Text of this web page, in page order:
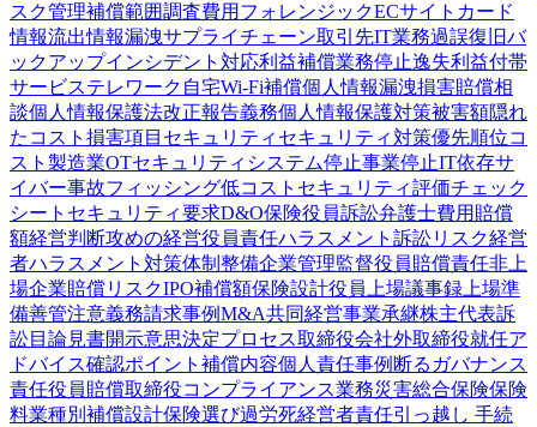
スク管理補償範囲調査費用 フォレンジックECサイト カード
情報流出情報漏洩サプライチェーン取引先IT業務過誤復旧バ
ックアップインシデント対応利益補償業務停止逸失利益付帯
サービステレワーク 自宅Wi-Fi補償個人情報漏洩損害賠償相
談個人情報保護法改正報告義務個人情報保護対策被害額隠れ
たコスト 損害項目 セキュリティ セキュリティ対策優先順位コ
スト 製造業OTセキュリティ システム停止事業停止IT依存サ
イバー事故フィッシング低コスト セキュリティ評価チェック
シート セキュリティ要求D&O保険役員訴訟弁護士費用 賠償
額経営判断攻めの経営役員責任ハラスメント 訴訟リスク経営
者ハラスメント対策体制整備企業管理監督役員賠償責任非上
場企業賠償リスクIPO補償額保険設計役員 上場議事録 上場準
備善管注意義務請求事例M&A共同経営事業承継株主代表訴
訟目論見書開示意思決定プロセス取締役会社外取締役就任ア
ドバイス確認ポイント 補償内容個人責任事例 断る ガバナンス
責任役員賠償取締役コンプライアンス業務災害総合保険保険
料業種別 補償設計保険選び過労死経営者責任引っ越し 手続